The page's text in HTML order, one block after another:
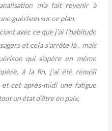
m’a fait revenir à
guérison sur ce plan.
avec ce que j’ai l’habitude
et cela s’arrête là , mais
qui s’opère en même
à la fin, j’ai été rempli
et cet après-midi une fatigue
un état d’être en paix.